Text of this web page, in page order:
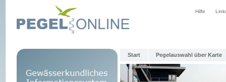
Hilfe
Start Pegelauswahl über Karte